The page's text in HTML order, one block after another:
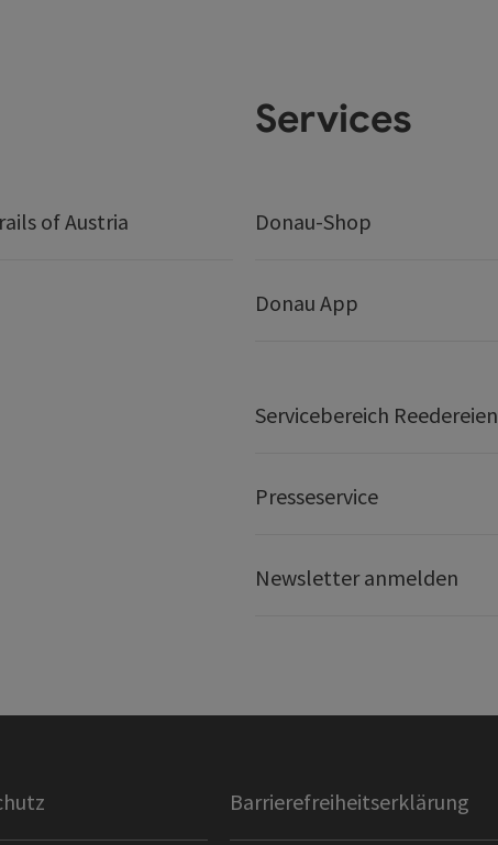
of Austria
Services
Donau-Shop
Donau App
Servicebereich Reedereien
Presseservice
Newsletter anmelden
Barrierefreiheitserklärung